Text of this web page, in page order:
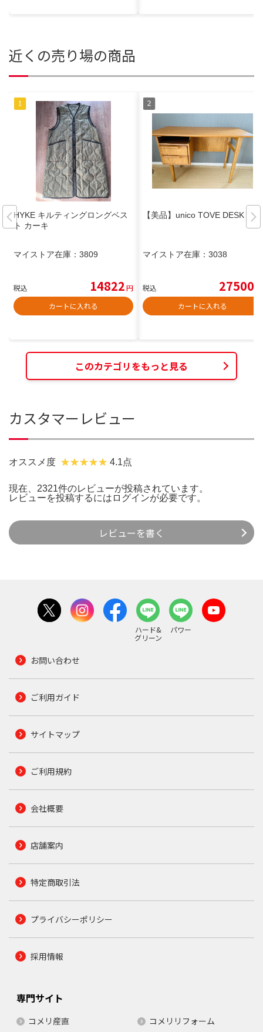
近くの売り場の商品
HYKE キルティングロングベス
ト カーキ
マイストア在庫： 3809
税込 14822円
カートに入れる
【美品】unico TOVE DESK
マイストア在庫： 3038
税込 27500
カートに入れる
このカテゴリをもっと見る
カスタマーレビュー
オススメ度 4.1点
現在、2321件のレビューが投稿されています。
レビューを投稿するには ログインが必要です。
レビューを書く
ハード&
グリーン
パワー
お問い合わせ
ご利用ガイド
サイトマップ
ご利用規約
会社概要
店舗案内
特定商取引法
プライバシーポリシー
採用情報
専門サイト
コメリ産直 コメリリフォーム